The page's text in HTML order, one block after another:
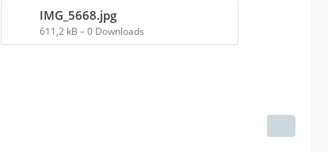
IMG_5668.jpg
611,2 kB – 0 Downloads